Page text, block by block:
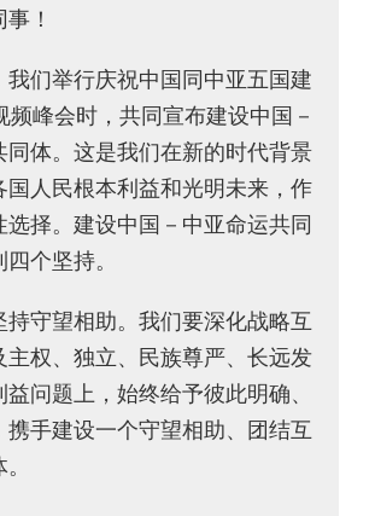
！
们举行庆祝中国同中亚五国建
频峰会时，共同宣布建设中国－
同体。这是我们在新的时代背景
国人民根本利益和光明未来，作
选择。建设中国－中亚命运共同
个坚持。
守望相助。我们要深化战略互
主权、独立、民族尊严、长远发
问题上，始终给予彼此明确、
携手建设一个守望相助、团结互